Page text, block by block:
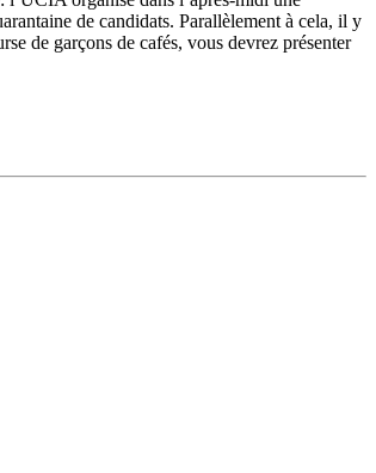
de candidats. Parallèlement à cela, il y
de garçons de cafés, vous devrez présenter